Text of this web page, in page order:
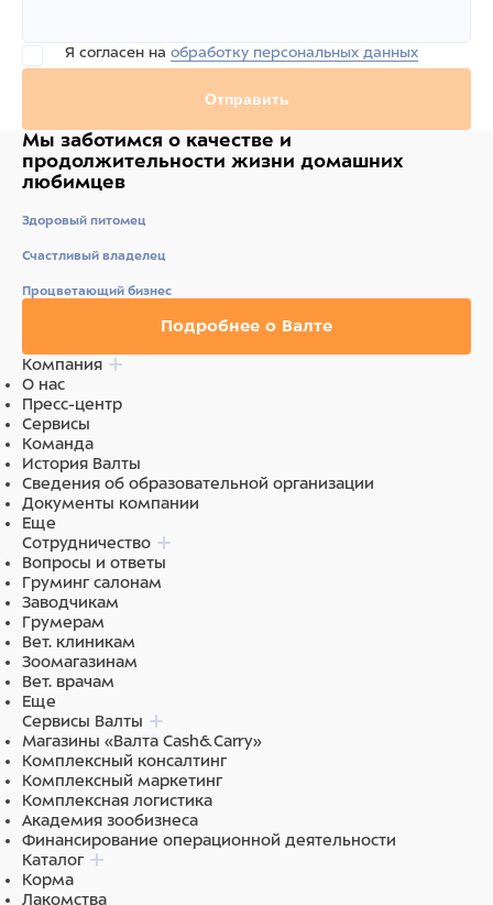
Я согласен на обработку персональных данных
Отправить
Мы заботимся о качестве и
продолжительности жизни домашних
любимцев
Здоровый питомец
Счастливый владелец
Процветающий бизнес
Подробнее о Валте
Компания
О нас
Пресс-центр
Сервисы
Команда
История Валты
Сведения об образовательной организации
Документы компании
Еще
Сотрудничество
Вопросы и ответы
Груминг салонам
Заводчикам
Грумерам
Вет. клиникам
Зоомагазинам
Вет. врачам
Еще
Сервисы Валты
Магазины «Валта Cash&Carry»
Комплексный консалтинг
Комплексный маркетинг
Комплексная логистика
Академия зообизнеса
Финансирование операционной деятельности
Каталог
Корма
Лакомства